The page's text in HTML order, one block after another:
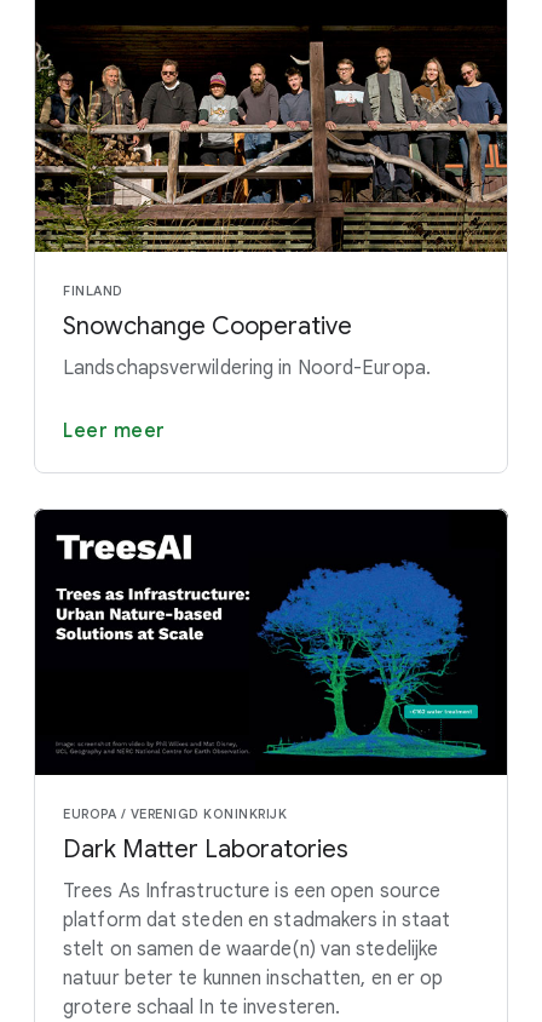
FINLAND
Snowchange Cooperative
Landschapsverwildering in Noord-Europa.
Leer meer
EUROPA / VERENIGD KONINKRIJK
Dark Matter Laboratories
Trees As Infrastructure is een open source
platform dat steden en stadmakers in staat
stelt on samen de waarde(n) van stedelijke
natuur beter te kunnen inschatten, en er op
grotere schaal In te investeren.